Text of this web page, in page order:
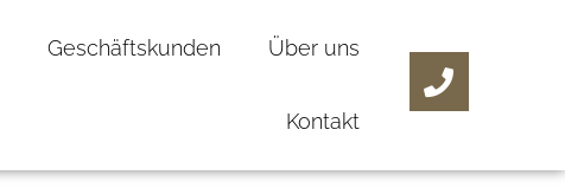
Geschäftskunden Über uns
Kontakt